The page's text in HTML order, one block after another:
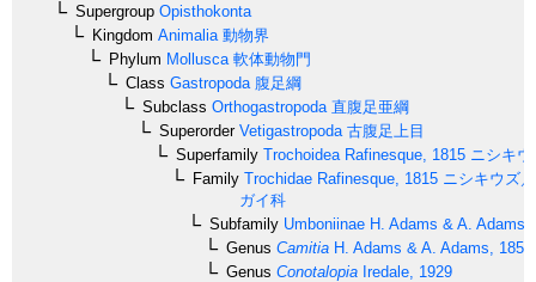
Supergroup Opisthokonta
Kingdom Animalia 動物界
Phylum Mollusca 軟体動物門
Class Gastropoda 腹足綱
Subclass Orthogastropoda 直腹足亜綱
SuperorderVetigastropoda 古腹足上目
Superfamily Trochoidea Rafinesque, 1815 ニシキ
Family Trochidae Rafinesque, 1815 ニシキウズ
ガイ科
Subfamily Umboniinae H. Adams & A. Adams,
Genus Camitia H. Adams & A. Adams, 1854
Genus Conotalopia Iredale, 1929